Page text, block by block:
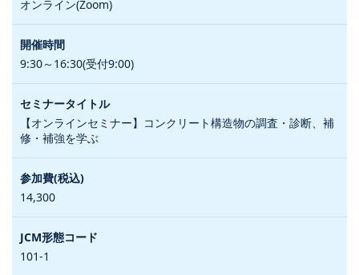
オンライン(Zoom)
9:30～16:30(受付9:00)
【オンラインセミナー】コンクリート構造物の調査・診断、補
修・補強を学ぶ
14,300
101-1